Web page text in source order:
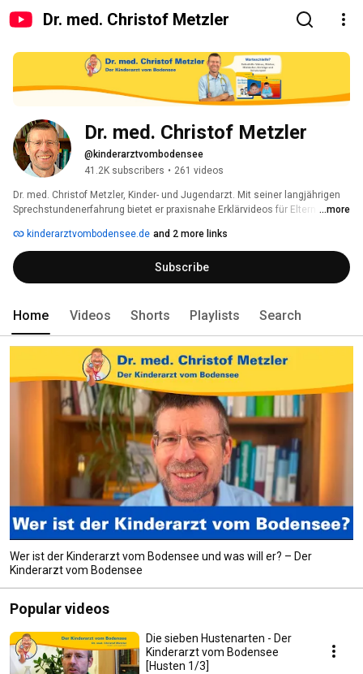
Dr. med. Christof Metzler
Dr. med. Christof Metzler
@kinderarztvombodensee
41.2K subscribers • 261 videos
Dr. med. Christof Metzler, Kinder- und Jugendarzt. Mit seiner langjährigen
Sprechstundenerfahrung bietet er praxisnahe Erklärvideos für Eltern zur
Schulungen und Vorträge verfolgt er das gleiche Ziel: Eltern durch Wissen
kompetenter machen, ihnen eine Entscheidungshilfe zur Hand zu geben,
ob und wann ein Arztbesuch notwendig ist. Dadurch können Arztbesuche
verkürzt und  unnötige Arztbesuche vermieden und das
...more
kinderarztvombodensee.de and 2 more links
Subscribe
Home Videos Shorts Playlists Search
Wer ist der Kinderarzt vom Bodensee und was will er? – Der
Kinderarzt vom Bodensee
Popular videos
Die sieben Hustenarten - Der
Kinderarzt vom Bodensee
[Husten 1/3]